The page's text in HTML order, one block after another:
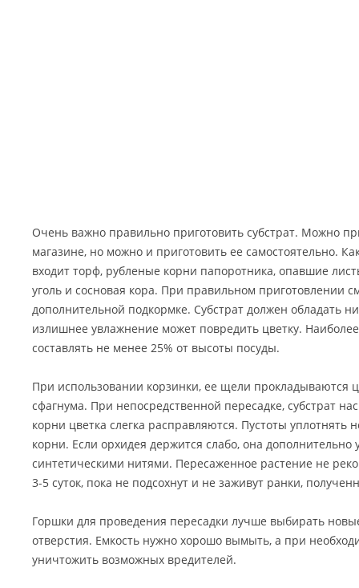
Очень важно правильно приготовить субстрат. Можно
магазине, но можно и приготовить ее самостоятельно.
входит торф, рубленые корни папоротника, опавшие
уголь и сосновая кора. При правильном приготовлении
дополнительной подкормке. Субстрат должен обладать
излишнее увлажнение может повредить цветку.
составлять не менее 25% от высоты посуды.
При использовании корзинки, ее щели прокладываются
сфагнума. При непосредственной пересадке, субстрат
корни цветка слегка расправляются. Пустоты уплотнять
корни. Если орхидея держится слабо, она дополнительно
синтетическими нитями. Пересаженное растение не
3-5 суток, пока не подсохнут и не заживут ранки,
Горшки для проведения пересадки лучше выбирать
отверстия. Емкость нужно хорошо вымыть, а при
уничтожить возможных вредителей.